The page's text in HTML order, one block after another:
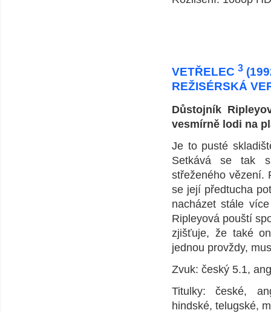
VETŘELEC 3
REŽISÉRSKÁ
Důstojník
vesmírně lodi na
Je to pusté
Setkává se tak s
střeženého vězení.
se její předtucha
nacházet stále
Ripleyová pouští
zjišťuje, že také
jednou provždy,
Zvuk: český 5.1,
Titulky: české,
hindské, telugské,